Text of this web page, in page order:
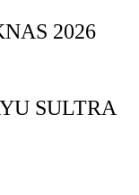
2026
SULTRA